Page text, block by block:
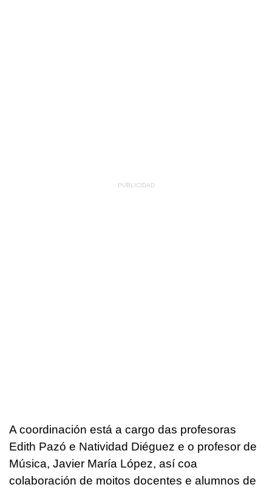
A coordinación está a cargo das profesoras
Edith Pazó e Natividad Diéguez e o profesor de
Música, Javier María López, así coa
colaboración de moitos docentes e alumnos de